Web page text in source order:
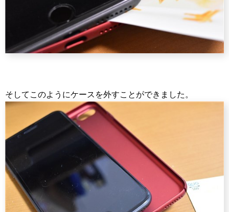
そしてこのようにケースを外すことができました。